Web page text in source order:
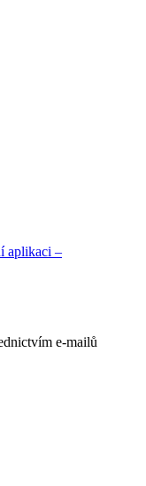
aplikaci –
e-mailů